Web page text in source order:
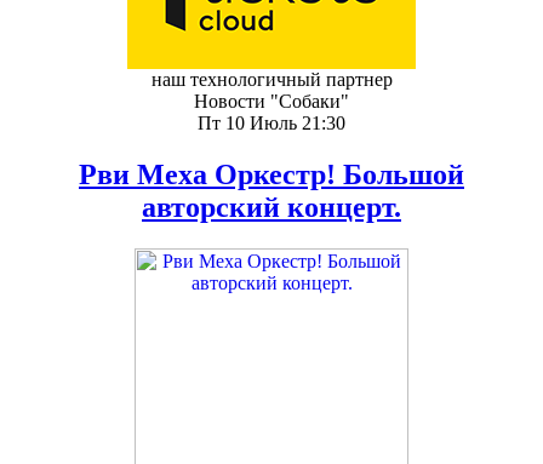
наш технологичный партнер
Новости "Собаки"
Пт 10 Июль 21:30
Рви Меха Оркестр! Большой
авторский концерт.